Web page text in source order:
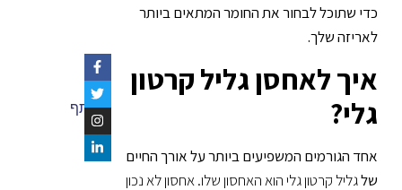
כדי שתוכל לבחור את החומר המתאים ביותר
לאריזה שלך.
איך לאחסן גליל קרטון
גלי?
אחד הגורמים המשפיעים ביותר על אורך החיים
שלגליל קרטון גלי הוא האחסון שלו. אחסון לא נכון
שתף